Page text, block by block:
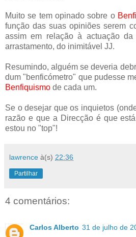
Muito se tem opinado sobre o
função das suas opiniões serem
assim em relação à actuação
arrastamento, do inimitável JJ.
Resumindo, alguém se deveria
dum "benficómetro" que pudesse
Benfiquismo de cada um.
Se o desejar que os inquietos
razão e que a Direcção é que
estou no "top"!
lawrence à(s) 22:36
Partilhar
4 comentários:
Carlos Alberto 31 de julho de